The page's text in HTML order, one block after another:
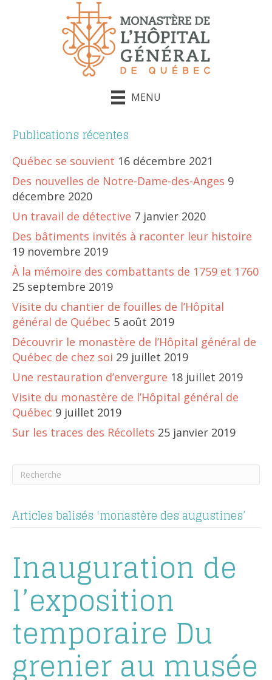
MENU
Publications récentes
Québec se souvient 16 décembre 2021
Des nouvelles de Notre-Dame-des-Anges 9
décembre 2020
Un travail de détective 7 janvier 2020
Des bâtiments invités à raconter leur histoire
19 novembre 2019
À la mémoire des combattants de 1759 et 1760
25 septembre 2019
Visite du chantier de fouilles de l’Hôpital
général de Québec 5 août 2019
Découvrir le monastère de l’Hôpital général de
Québec de chez soi 29 juillet 2019
Une restauration d’envergure 18 juillet 2019
Visite du monastère de l’Hôpital général de
Québec 9 juillet 2019
Sur les traces des Récollets 25 janvier 2019
Articles balisés ‘monastère des augustines’
Inauguration de
l’exposition
temporaire Du
grenier au musée